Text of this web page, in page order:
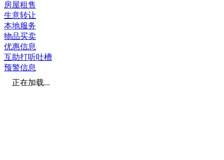
房屋租售
生意转让
本地服务
物品买卖
优惠信息
互助打听吐槽
预警信息
正在加载...